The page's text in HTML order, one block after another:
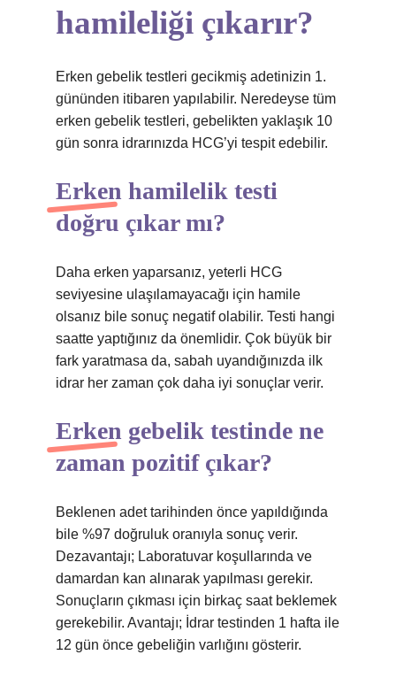
hamileliği çıkarır?
Erken gebelik testleri gecikmiş adetinizin 1.
gününden itibaren yapılabilir. Neredeyse tüm
erken gebelik testleri, gebelikten yaklaşık 10
gün sonra idrarınızda HCG’yi tespit edebilir.
Erken hamilelik testi
doğru çıkar mı?
Daha erken yaparsanız, yeterli HCG
seviyesine ulaşılamayacağı için hamile
olsanız bile sonuç negatif olabilir. Testi hangi
saatte yaptığınız da önemlidir. Çok büyük bir
fark yaratmasa da, sabah uyandığınızda ilk
idrar her zaman çok daha iyi sonuçlar verir.
Erken gebelik testinde ne
zaman pozitif çıkar?
Beklenen adet tarihinden önce yapıldığında
bile %97 doğruluk oranıyla sonuç verir.
Dezavantajı; Laboratuvar koşullarında ve
damardan kan alınarak yapılması gerekir.
Sonuçların çıkması için birkaç saat beklemek
gerekebilir. Avantajı; İdrar testinden 1 hafta ile
12 gün önce gebeliğin varlığını gösterir.